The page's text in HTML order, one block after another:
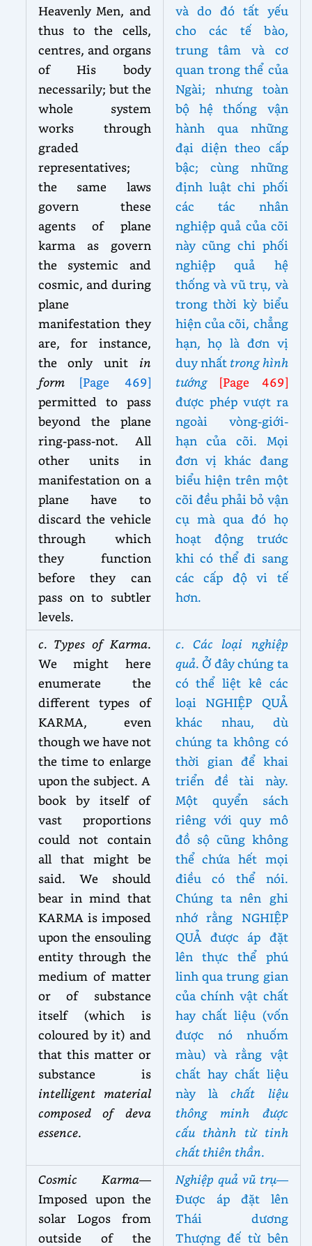
Heavenly Men, and
thus to the cells,
centres, and organs
of His body
necessarily; but the
whole system
works through
graded
representatives;
the same laws
govern these
agents of plane
karma as govern
the systemic and
cosmic, and during
plane
manifestation they
are, for instance,
the only unit in
form
[Page 469]
permitted to pass
beyond the plane
ring-pass-not. All
other units in
manifestation on a
plane have to
discard the vehicle
through which
they function
before they can
pass on to subtler
levels.
và do đó tất yếu
cho các tế bào,
trung tâm và cơ
quan trong thể của
Ngài; nhưng toàn
bộ hệ thống vận
hành qua những
đại diện theo cấp
bậc; cùng những
định luật chi phối
các tác nhân
nghiệp quả của cõi
này cũng chi phối
nghiệp quả hệ
thống và vũ trụ, và
trong thời kỳ biểu
hiện của cõi, chẳng
hạn, họ là đơn vị
duy nhấttrong hình
tướng
[Page 469]
được phép vượt ra
ngoài vòng-giới-
hạn của cõi. Mọi
đơn vị khác đang
biểu hiện trên một
cõi đều phải bỏ vận
cụ mà qua đó họ
hoạt động trước
khi có thể đi sang
các cấp độ vi tế
hơn.
c. Types of Karma.
We might here
enumerate the
different types of
KARMA, even
though we have not
the time to enlarge
upon the subject. A
book by itself of
vast proportions
could not contain
all that might be
said. We should
bear in mind that
KARMA is imposed
upon the ensouling
entity through the
medium of matter
or of substance
itself (which is
coloured by it) and
that this matter or
substance is
intelligent material
composed of deva
essence.
c. Các loại nghiệp
quả. Ở đây chúng ta
có thể liệt kê các
loại NGHIỆP QUẢ
khác nhau, dù
chúng ta không có
thời gian để khai
triển đề tài này.
Một quyển sách
riêng với quy mô
đồ sộ cũng không
thể chứa hết mọi
điều có thể nói.
Chúng ta nên ghi
nhớ rằng NGHIỆP
QUẢ được áp đặt
lên thực thể phú
linh qua trung gian
của chính vật chất
hay chất liệu (vốn
được nó nhuốm
màu) và rằng vật
chất hay chất liệu
này làchất liệu
thông minh được
cấu thành từ tinh
chất thiên thần.
Cosmic Karma—
Imposed upon the
solar Logos from
outside of the
Nghiệp quả vũ trụ—
Được áp đặt lên
Thái dương
Thượng đế từ bên